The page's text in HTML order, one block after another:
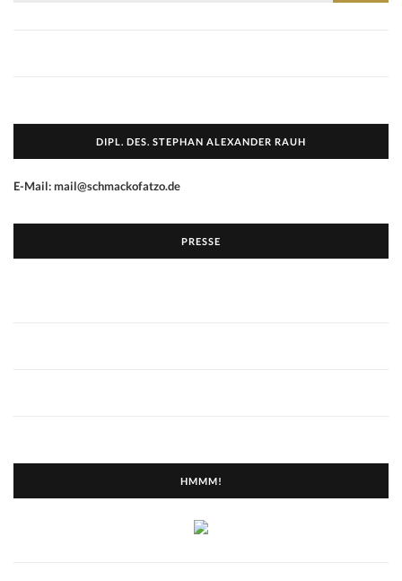
DIPL. DES. STEPHAN ALEXANDER RAUH
E-Mail: mail@schmackofatzo.de
PRESSE
HMMM!